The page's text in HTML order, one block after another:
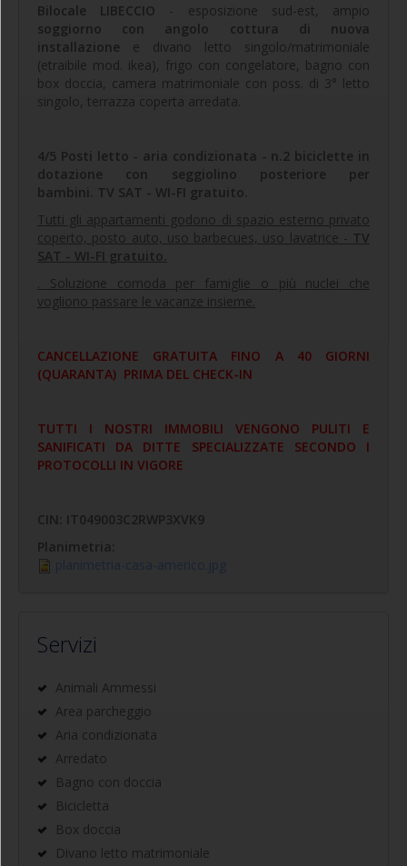
Bilocale LIBECCIO - esposizione sud-est, ampio
soggiorno con angolo cottura di nuova
installazione e divano letto singolo/matrimoniale
(etraibile mod. ikea), frigo con congelatore, bagno con
box doccia, camera matrimoniale con poss. di 3° letto
singolo, terrazza coperta arredata.
4/5 Posti letto - aria condizionata - n.2 biciclette in
dotazione con seggiolino posteriore per
bambini. TV SAT - WI-FI gratuito.
Tutti gli appartamenti godono di spazio esterno privato
coperto, posto auto, uso barbecues, uso lavatrice - TV
SAT - WI-FI gratuito.
. Soluzione comoda per famiglie o più nuclei che
vogliono passare le vacanze insieme.
CANCELLAZIONE GRATUITA FINO A 40 GIORNI
(QUARANTA) PRIMA DEL CHECK-IN
TUTTI I NOSTRI IMMOBILI VENGONO PULITI E
SANIFICATI DA DITTE SPECIALIZZATE SECONDO I
PROTOCOLLI IN VIGORE
CIN: IT049003C2RWP3XVK9
Planimetria:
planimetria-casa-americo.jpg
Servizi
Animali Ammessi
Area parcheggio
Aria condizionata
Arredato
Bagno con doccia
Bicicletta
Box doccia
Divano letto matrimoniale